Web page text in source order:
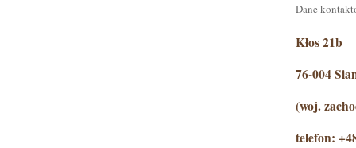
Dane
Kłos 21b
76-004
(woj.
telefon: